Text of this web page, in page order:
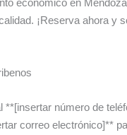
¡Reserva ahora y
**[insertar número de
correo electrónico]**